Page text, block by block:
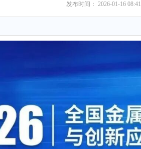
发布时间： 2026-01-16 08:41